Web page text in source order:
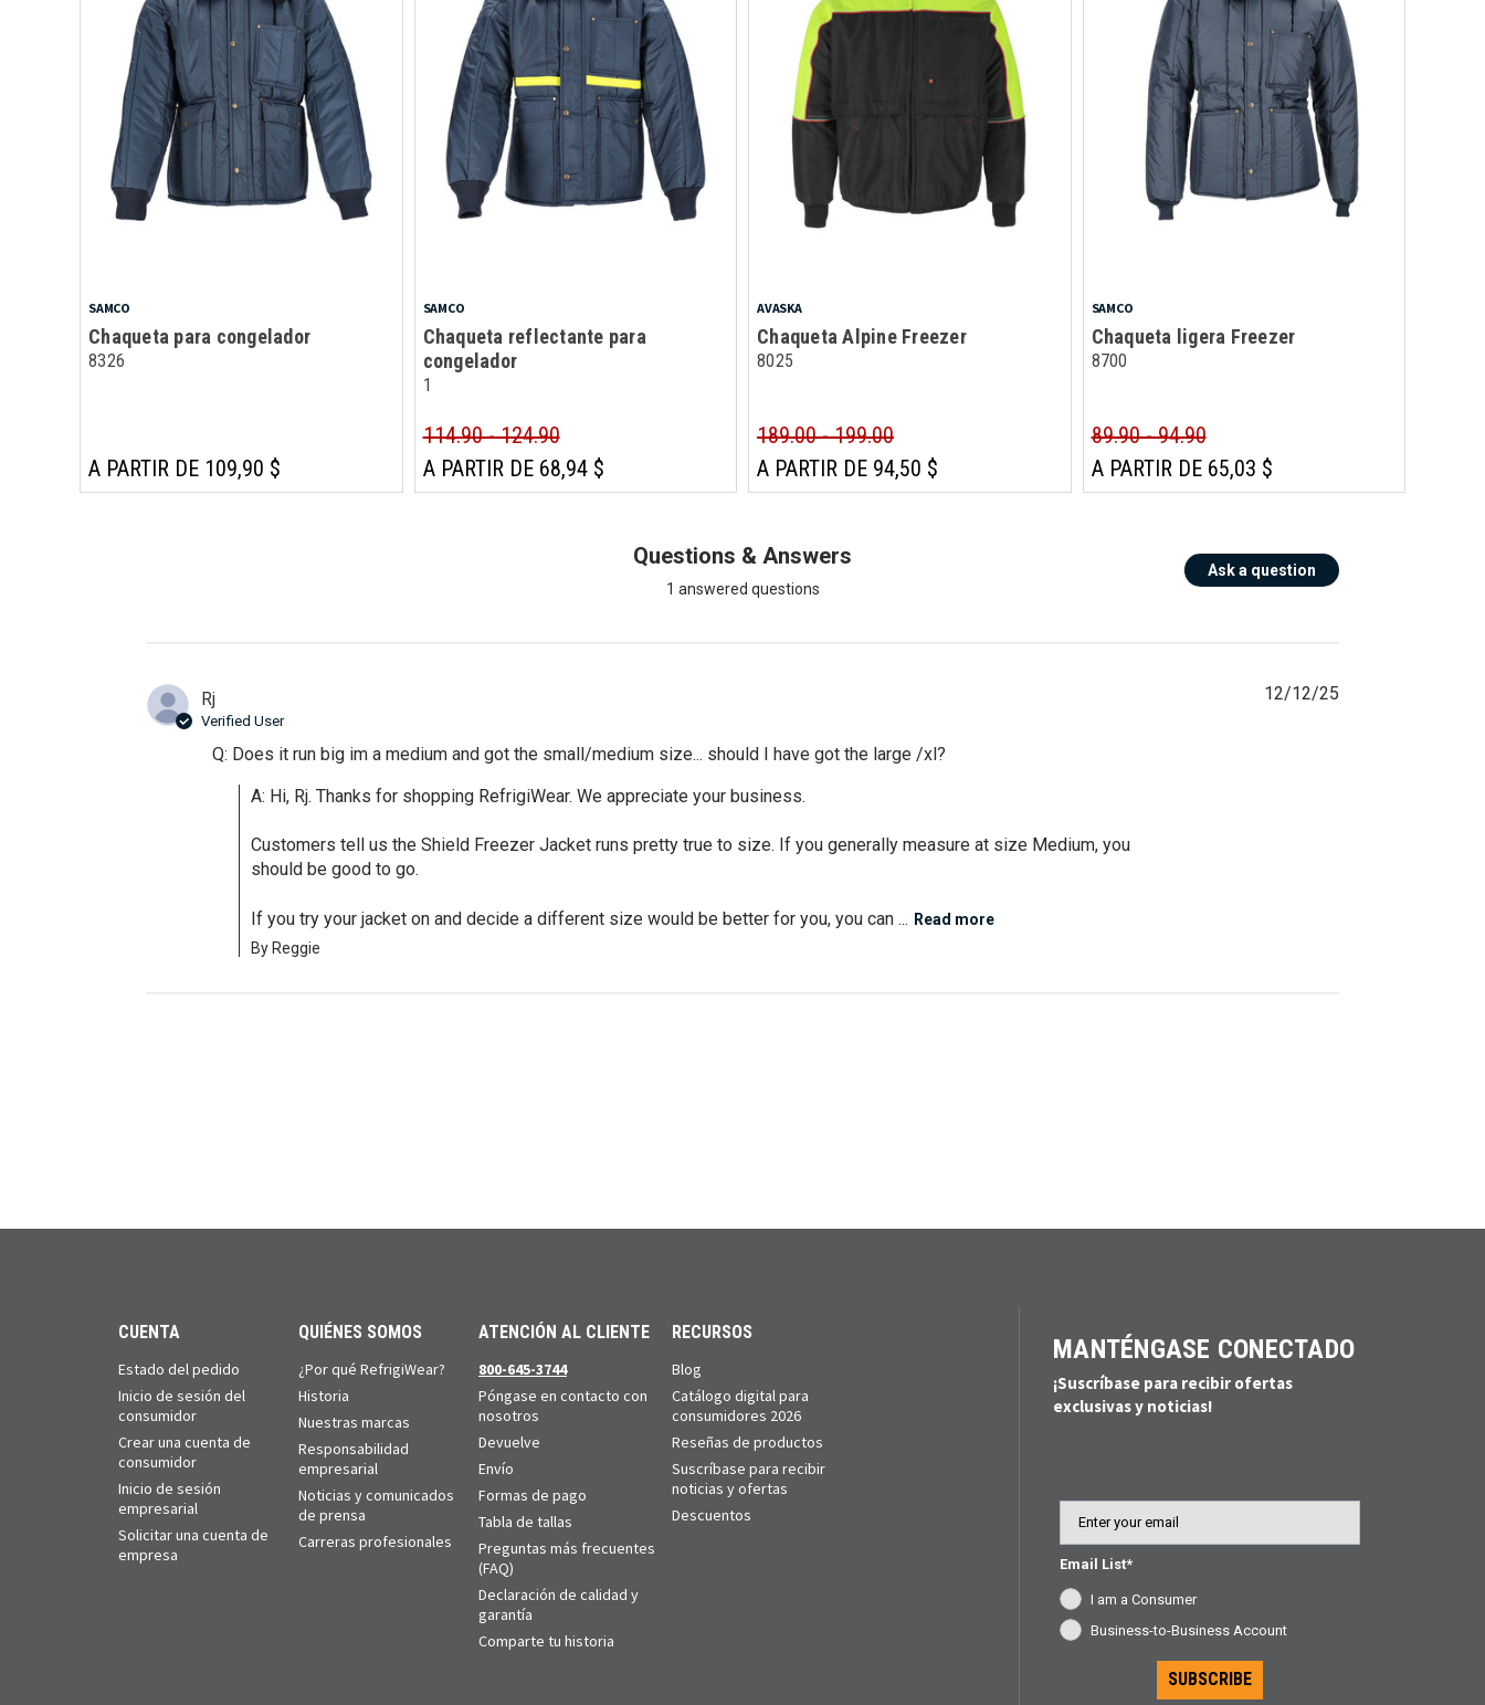
SAMCO
Chaqueta para congelador
8326
A PARTIR DE 109,90 $
SAMCO
Chaqueta reflectante para
congelador
1
114.90 - 124.90
A PARTIR DE 68,94 $
AVASKA
Chaqueta Alpine Freezer
8025
189.00 - 199.00
A PARTIR DE 94,50 $
SAMCO
Chaqueta ligera Freezer
8700
89.90 - 94.90
A PARTIR DE 65,03 $
Questions & Answers
1 answered questions
Ask a question
Rj
Verified User
Q: Does it run big im a medium and got the small/medium size... should I have got the large /xl?
A: Hi, Rj. Thanks for shopping RefrigiWear. We appreciate your business.
Customers tell us the Shield Freezer Jacket runs pretty true to size. If you generally measure at size Medium, you
should be good to go.
If you try your jacket on and decide a different size would be better for you, you can ... Read more
By Reggie
12/12/25
CUENTA
Estado del pedido
Inicio de sesión del
consumidor
Crear una cuenta de
consumidor
Inicio de sesión
empresarial
Solicitar una cuenta de
empresa
QUIÉNES SOMOS
¿Por qué RefrigiWear?
Historia
Nuestras marcas
Responsabilidad
empresarial
Noticias y comunicados
de prensa
Carreras profesionales
ATENCIÓN AL CLIENTE
800-645-3744
Póngase en contacto con
nosotros
Devuelve
Envío
Formas de pago
Tabla de tallas
Preguntas más frecuentes
(FAQ)
Declaración de calidad y
garantía
Comparte tu historia
RECURSOS
Blog
Catálogo digital para
consumidores 2026
Reseñas de productos
Suscríbase para recibir
noticias y ofertas
Descuentos
MANTÉNGASE CONECTADO
¡Suscríbase para recibir ofertas
exclusivas y noticias!
Email List*
I am a Consumer
Business-to-Business Account
SUBSCRIBE